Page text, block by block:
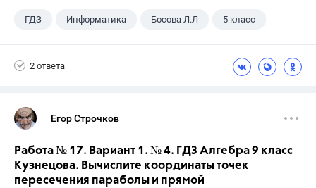
ГДЗ Информатика Босова Л.Л 5 класс
2 ответа
Егор Строчков
Работа № 17. Вариант 1. № 4. ГДЗ Алгебра 9 класс
Кузнецова. Вычислите координаты точек
пересечения параболы и прямой